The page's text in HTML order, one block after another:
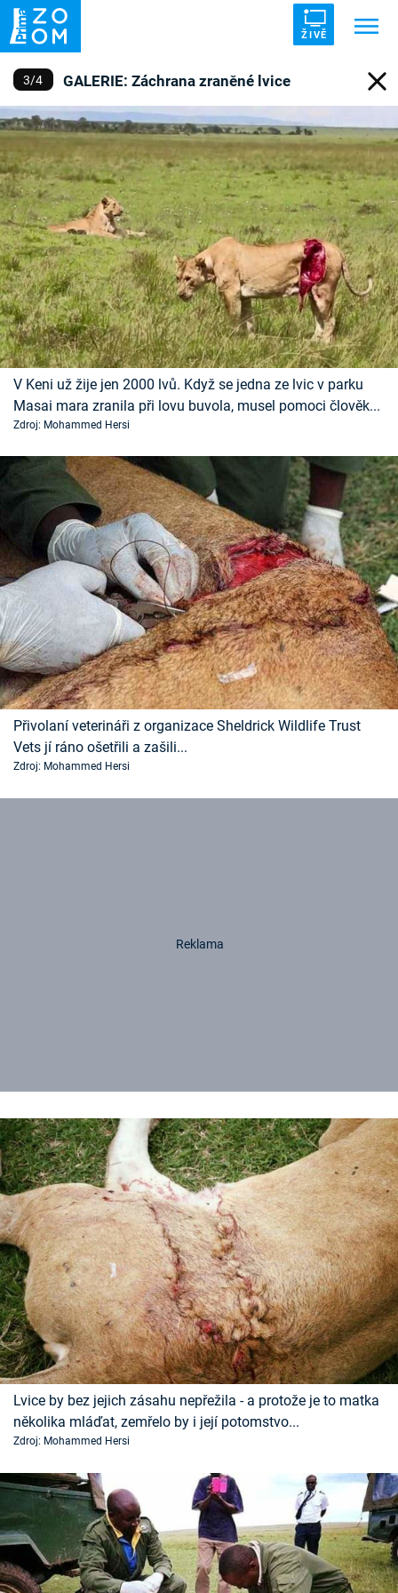
ŽIVĚ
Trendy: ZRÁDCI UFO DRUHÁ SVĚTOVÁ VÁLKA
ZÁHADY VETŘELCI DÁVNOVĚKU
Témata
Témata
Pořady
TV Program
Časopis
Sledujte prima+
Přihlášení
Sledujte nás
3/4 GALERIE: Záchrana zraněné lvice
V Keni už žije jen 2000 lvů. Když se jedna ze lvic v parku
Masai mara zranila při lovu buvola, musel pomoci člověk...
Zdroj: Mohammed Hersi
Přivolaní veterináři z organizace Sheldrick Wildlife Trust
Vets jí ráno ošetřili a zašili...
Zdroj: Mohammed Hersi
Lvice by bez jejich zásahu nepřežila - a protože je to matka
několika mláďat, zemřelo by i její potomstvo...
Zdroj: Mohammed Hersi